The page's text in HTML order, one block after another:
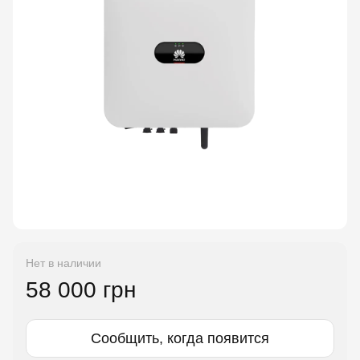
Нет в наличии
58 000 грн
Сообщить, когда появится